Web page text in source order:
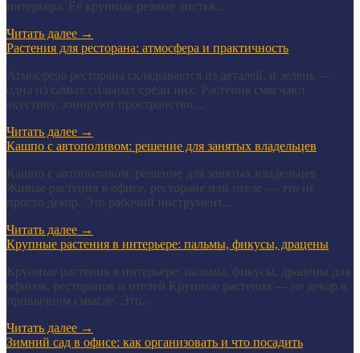
интерьера. Её крупные резные листья...
Читать далее →
Растения для ресторана: атмосфера и практичность
Атмосфера ресторана складывается из деталей, и зелень —
одна из самых сильных среди них. Растения смягчают
акустику, зонируют пространство,...
Читать далее →
Кашпо с автополивом: решение для занятых владельцев
Кашпо с автополивом: решение для занятых владельцев
Живые растения в офисе, ресторане или отеле — это не
просто декор. Это рабочий инструмент...
Читать далее →
Крупные растения в интерьере: пальмы, фикусы, драцены
Крупные растения в интерьере: пальмы, фикусы, драцены для
офисов, ресторанов и отелей Крупные растения — не декор в
привычном смысле. Это...
Читать далее →
Зимний сад в офисе: как организовать и что посадить